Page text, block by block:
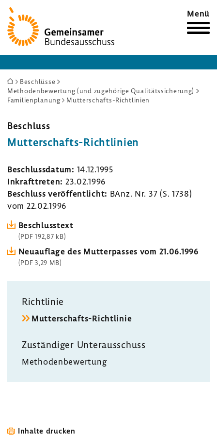
Zur
Startseite
Menü
Sie
sind
Beschlüsse
Methodenbewertung (und zugehörige Qualitätssicherung)
Familienplanung
Mutterschafts-Richtlinien
Beschluss
Mutterschafts-​Richtlinien
Beschluss­datum: 14.12.1995
Inkraft­treten: 23.02.1996
Beschluss veröf­fent­licht: BAnz. Nr. 37 (S. 1738)
vom 22.02.1996
Beschluss­text
(PDF 192,87 kB)
Neuauf­lage des Mutter­passes vom 21.06.1996
(PDF 3,29 MB)
Richt­linie
Mutterschafts-​Richtlinie
Zustän­diger Unter­aus­schuss
Metho­den­be­wer­tung
Inhalte drucken